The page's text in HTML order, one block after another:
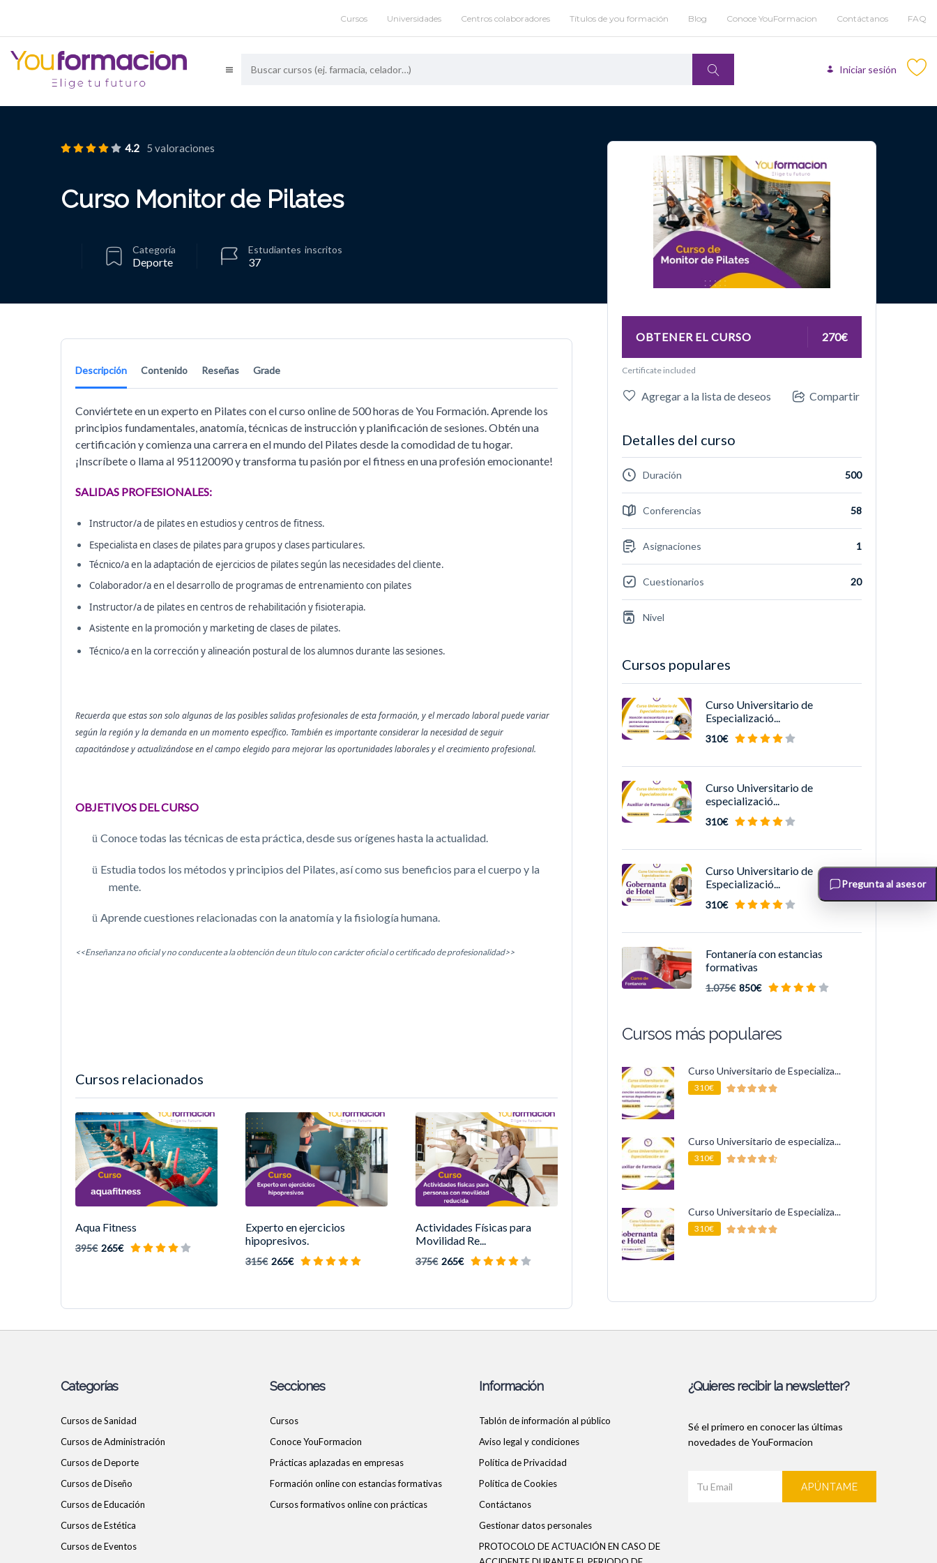
Cursos Universidades Centros colaboradores Títulos de you formación Blog Conoce YouFormacion Contáctanos FAQ
Iniciar sesión
4.2 5 valoraciones
Curso Monitor de Pilates
Categoría
Deporte 37
Estudiantes inscritos
Descripción Contenido Reseñas Grade
Conviértete en un experto en Pilates con el curso online de 500 horas de You Formación. Aprende los
principios fundamentales, anatomía, técnicas de instrucción y planificación de sesiones. Obtén una
certificación y comienza una carrera en el mundo del Pilates desde la comodidad de tu hogar.
¡Inscríbete o llama al 951120090 y transforma tu pasión por el fitness en una profesión emocionante!
SALIDAS PROFESIONALES:
Instructor/a de pilates en estudios y centros de fitness.
Especialista en clases de pilates para grupos y clases particulares.
Técnico/a en la adaptación de ejercicios de pilates según las necesidades del cliente.
Colaborador/a en el desarrollo de programas de entrenamiento con pilates
Instructor/a de pilates en centros de rehabilitación y fisioterapia.
Asistente en la promoción y marketing de clases de pilates.
Técnico/a en la corrección y alineación postural de los alumnos durante las sesiones.
Recuerda que estas son solo algunas de las posibles salidas profesionales de esta formación, y el mercado laboral puede variar
según la región y la demanda en un momento específico. También es importante considerar la necesidad de seguir
capacitándose y actualizándose en el campo elegido para mejorar las oportunidades laborales y el crecimiento profesional.
OBJETIVOS DEL CURSO
ü Conoce todas las técnicas de esta práctica, desde sus orígenes hasta la actualidad.
ü Estudia todos los métodos y principios del Pilates, así como sus beneficios para el cuerpo y la
mente.
ü Aprende cuestiones relacionadas con la anatomía y la fisiología humana.
<<Enseñanza no oficial y no conducente a la obtención de un título con carácter oficial o certificado de profesionalidad>>
Cursos relacionados
Aqua Fitness
395€ 265€
Experto en ejercicios
hipopresivos.
315€ 265€
Actividades Físicas para
Movilidad Re...
375€ 265€
OBTENER EL CURSO 270€
Certificate included
Agregar a la lista de deseos Compartir
Detalles del curso
Duración 500
Conferencias 58
Asignaciones 1
Cuestionarios 20
Nivel
Cursos populares
Curso Universitario de
Especializació...
310€
Curso Universitario de
especializació...
310€
Curso Universitario de
Especializació...
310€
Fontanería con estancias
formativas
1.075€ 850€
Cursos más populares
Curso Universitario de Especializa...
310€
Curso Universitario de especializa...
310€
Curso Universitario de Especializa...
310€
Categorías
Cursos de Sanidad
Cursos de Administración
Cursos de Deporte
Cursos de Diseño
Cursos de Educación
Cursos de Estética
Cursos de Eventos
Secciones
Cursos
Conoce YouFormacion
Prácticas aplazadas en empresas
Formación online con estancias formativas
Cursos formativos online con prácticas
Información
Tablón de información al público
Aviso legal y condiciones
Política de Privacidad
Política de Cookies
Contáctanos
Gestionar datos personales
PROTOCOLO DE ACTUACIÓN EN CASO DE
¿Quieres recibir la newsletter?
Sé el primero en conocer las últimas
novedades de YouFormacion
APÚNTAME
Pregunta al asesor